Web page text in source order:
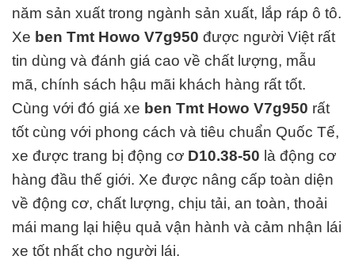
năm sản xuất trong ngành sản xuất, lắp ráp ô tô.
Xe ben Tmt Howo V7g950 được người Việt rất
tin dùng và đánh giá cao về chất lượng, mẫu
mã, chính sách hậu mãi khách hàng rất tốt.
Cùng với đó giá xe ben Tmt Howo V7g950 rất
tốt cùng với phong cách và tiêu chuẩn Quốc Tế,
xe được trang bị động cơ D10.38-50 là động cơ
hàng đầu thế giới. Xe được nâng cấp toàn diện
về động cơ, chất lượng, chịu tải, an toàn, thoải
mái mang lại hiệu quả vận hành và cảm nhận lái
xe tốt nhất cho người lái.